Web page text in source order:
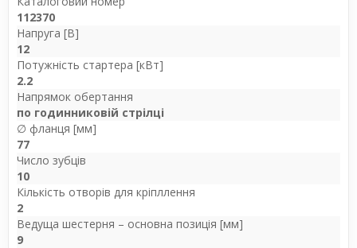
112370
Напруга [В]
12
Потужність стартера [кВт]
2.2
Напрямок обертання
по годинниковій стрілці
∅ фланця [мм]
77
Число зубців
10
Кількість отворів для кріпллення
2
Ведуща шестерня – основна позиція [мм]
9